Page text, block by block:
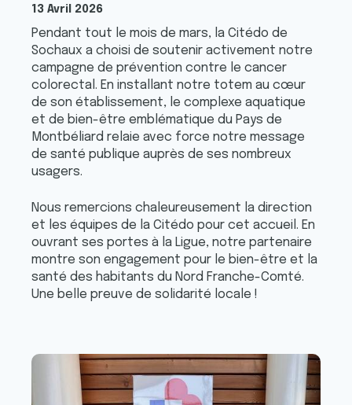
13 Avril 2026
Pendant tout le mois de mars, la Citédo de
Sochaux a choisi de soutenir activement notre
campagne de prévention contre le cancer
colorectal. En installant notre totem au cœur
de son établissement, le complexe aquatique
et de bien-être emblématique du Pays de
Montbéliard relaie avec force notre message
de santé publique auprès de ses nombreux
usagers.
Nous remercions chaleureusement la direction
et les équipes de la Citédo pour cet accueil. En
ouvrant ses portes à la Ligue, notre partenaire
montre son engagement pour le bien-être et la
santé des habitants du Nord Franche-Comté.
Une belle preuve de solidarité locale !